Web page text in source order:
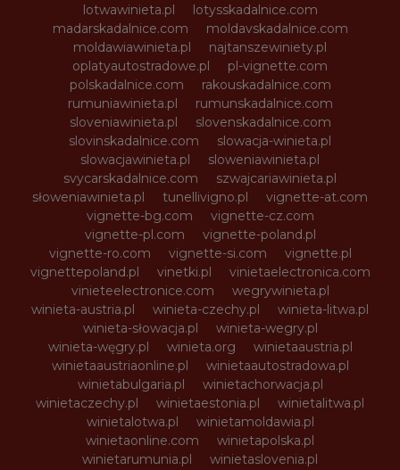
lotwawinieta.pl
lotysskadalnice.com
madarskadalnice.com
moldavskadalnice.com
moldawiawinieta.pl
najtanszewiniety.pl
oplatyautostradowe.pl
pl-vignette.com
polskadalnice.com
rakouskadalnice.com
rumuniawinieta.pl
rumunskadalnice.com
sloveniawinieta.pl
slovenskadalnice.com
slovinskadalnice.com
slowacja-winieta.pl
slowacjawinieta.pl
sloweniawinieta.pl
svycarskadalnice.com
szwajcariawinieta.pl
słoweniawinieta.pl
tunellivigno.pl
vignette-at.com
vignette-bg.com
vignette-cz.com
vignette-pl.com
vignette-poland.pl
vignette-ro.com
vignette-si.com
vignette.pl
vignettepoland.pl
vinetki.pl
vinietaelectronica.com
vinieteelectronice.com
wegrywinieta.pl
winieta-austria.pl
winieta-czechy.pl
winieta-litwa.pl
winieta-słowacja.pl
winieta-wegry.pl
winieta-węgry.pl
winieta.org
winietaaustria.pl
winietaaustriaonline.pl
winietaautostradowa.pl
winietabulgaria.pl
winietachorwacja.pl
winietaczechy.pl
winietaestonia.pl
winietalitwa.pl
winietalotwa.pl
winietamoldawia.pl
winietaonline.com
winietapolska.pl
winietarumunia.pl
winietaslovenia.pl